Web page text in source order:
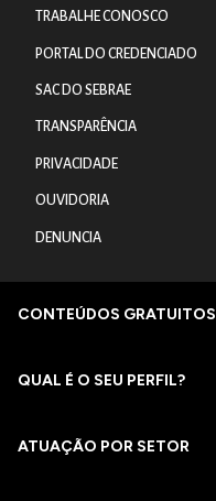
TRABALHE CONOSCO
PORTAL DO CREDENCIADO
SAC DO SEBRAE
TRANSPARÊNCIA
PRIVACIDADE
OUVIDORIA
DENUNCIA
CONTEÚDOS GRATUITOS
QUAL É O SEU PERFIL?
ATUAÇÃO POR SETOR